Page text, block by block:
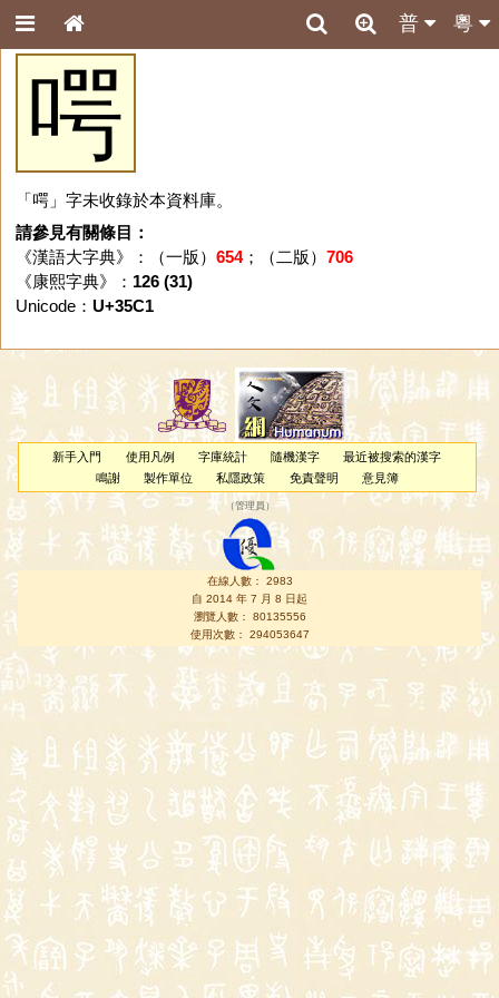
粵
普
㗁
「㗁」字未收錄於本資料庫。
請參見有關條目：
《漢語大字典》：（一版） 654；（二版） 706
《康熙字典》： 126 (31)
Unicode： U+35C1
新手入門 使用凡例 字庫統計 隨機漢字
最近被搜索的漢字
鳴謝
製作單位 私隱政策 免責聲明 意見簿
（管理員 ）
在線人數： 2983
自 2014 年 7 月 8 日起
瀏覽人數： 80135556
使用次數： 294053647